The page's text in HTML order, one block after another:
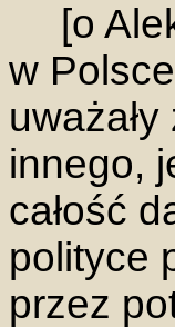
[o
w
innego,
całość
polityce
przez